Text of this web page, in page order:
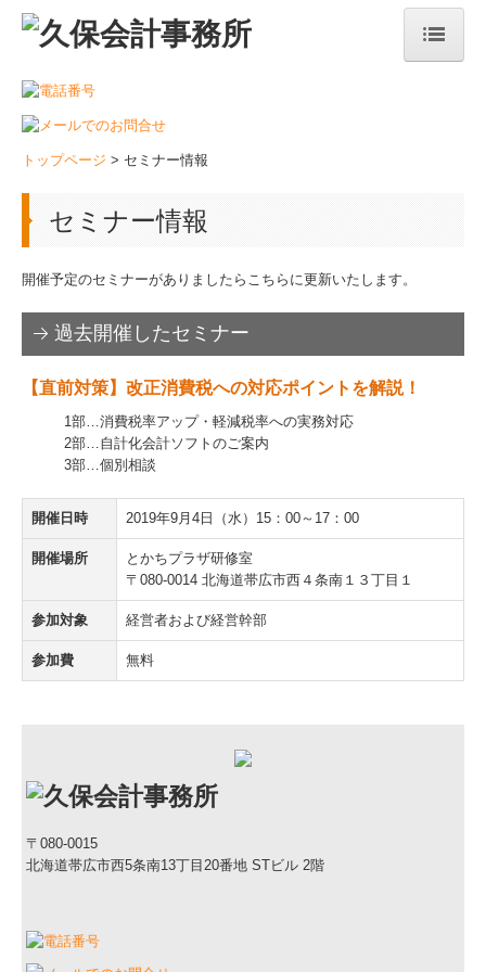
トップページ
事務所紹介
経営理念
サービス紹介
税理士業務・経営支援
創業・開業のご支援
事業承継対策のご相談
相続でお悩みの方へ
求人情報
募集要項
エントリーフォーム
セミナー情報
トップページ > セミナー情報
セミナー情報
開催予定のセミナーがありましたらこちらに更新いたします。
過去開催したセミナー
【直前対策】改正消費税への対応ポイントを解説！
1部…消費税率アップ・軽減税率への実務対応
2部…自計化会計ソフトのご案内
3部…個別相談
開催日時 2019年9月4日（水）15：00～17：00
開催場所
とかちプラザ研修室
〒080-0014 北海道帯広市西４条南１３丁目１
参加対象 経営者および経営幹部
参加費 無料
〒080-0015
北海道帯広市西5条南13丁目20番地 STビル 2階